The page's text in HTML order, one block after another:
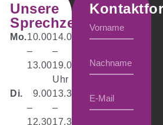
Unsere
Sprechzeiten
Mo.10.00
–
13.00
14.00
–
19.00
Uhr
Di.
9.00
–
12.30
13.30
–
17.30